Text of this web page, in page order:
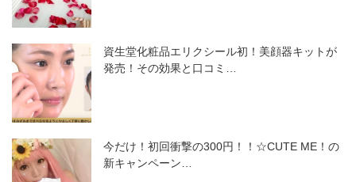
資生堂化粧品エリクシール初！美顔器キットが
発売！その効果と口コミ…
今だけ！初回衝撃の300円！！☆CUTE ME！の
新キャンペーン…